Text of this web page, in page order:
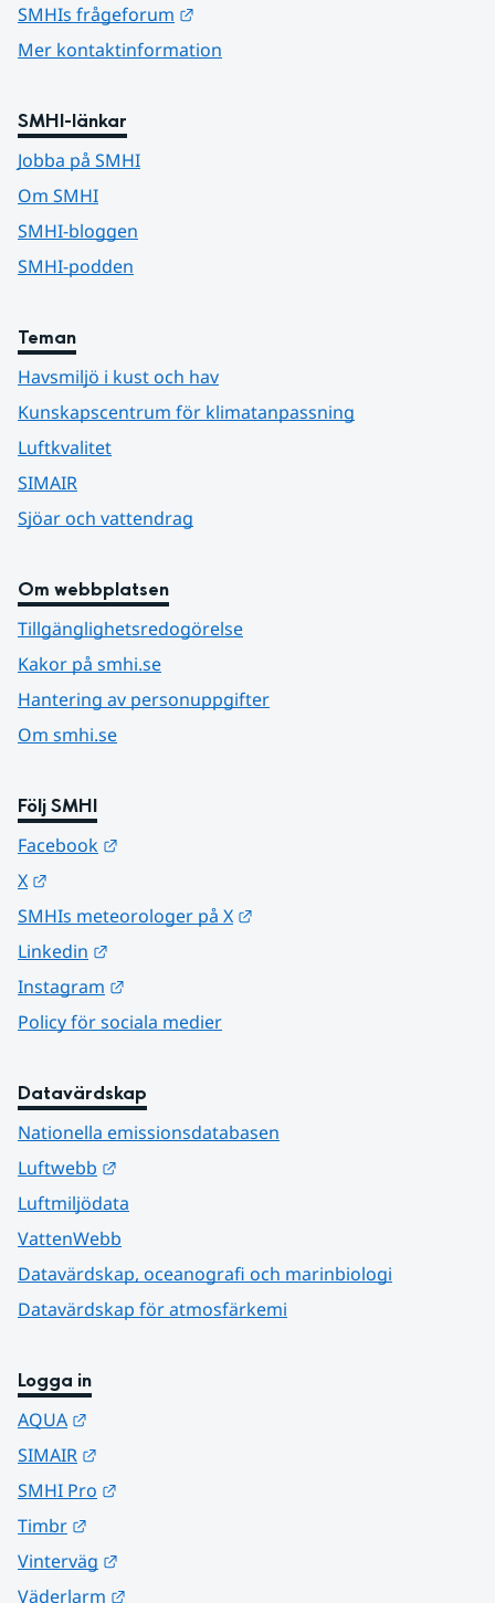
SMHIs frågeforum
Mer kontaktinformation
SMHI-länkar
Jobba på SMHI
Om SMHI
SMHI-bloggen
SMHI-podden
Teman
Havsmiljö i kust och hav
Kunskapscentrum för klimatanpassning
Luftkvalitet
SIMAIR
Sjöar och vattendrag
Om webbplatsen
Tillgänglighetsredogörelse
Kakor på smhi.se
Hantering av personuppgifter
Om smhi.se
Följ SMHI
Facebook
X
SMHIs meteorologer på X
Linkedin
Instagram
Policy för sociala medier
Datavärdskap
Nationella emissionsdatabasen
Luftwebb
Luftmiljödata
VattenWebb
Datavärdskap, oceanografi och marinbiologi
Datavärdskap för atmosfärkemi
Logga in
AQUA
SIMAIR
SMHI Pro
Timbr
Vinterväg
Väderlarm